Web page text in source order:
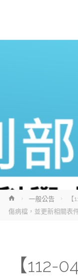
Home一般公告
傷病檔，並更新相關表
【112-